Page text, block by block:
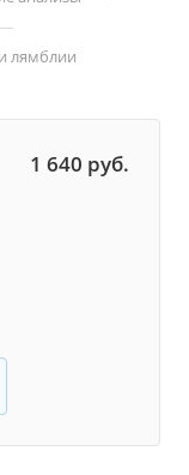
лямблии
1 640 руб.